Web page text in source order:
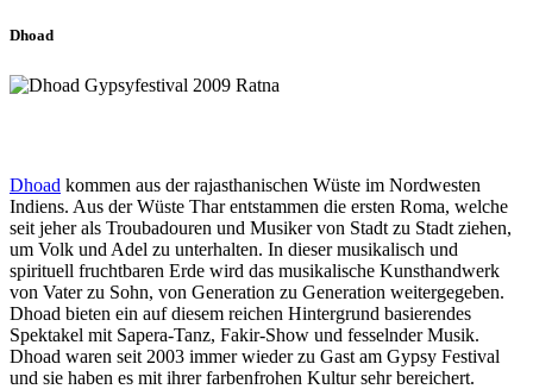
Dhoad
Dhoad kommen aus der rajasthanischen Wüste im Nordwesten
Indiens. Aus der Wüste Thar entstammen die ersten Roma, welche
seit jeher als Troubadouren und Musiker von Stadt zu Stadt ziehen,
um Volk und Adel zu unterhalten. In dieser musikalisch und
spirituell fruchtbaren Erde wird das musikalische Kunsthandwerk
von Vater zu Sohn, von Generation zu Generation weitergegeben.
Dhoad bieten ein auf diesem reichen Hintergrund basierendes
Spektakel mit Sapera-Tanz, Fakir-Show und fesselnder Musik.
Dhoad waren seit 2003 immer wieder zu Gast am Gypsy Festival
und sie haben es mit ihrer farbenfrohen Kultur sehr bereichert.